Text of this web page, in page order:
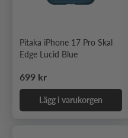
Pitaka iPhone 17 Pro Skal
Edge Lucid Blue
Ordinarie pris
699 kr
Lägg i varukorgen